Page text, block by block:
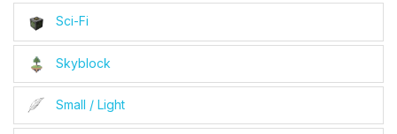
Sci-Fi
Skyblock
Small / Light